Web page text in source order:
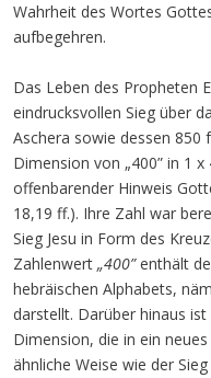
Wahrheit des Wortes
aufbegehren.
Das Leben des Propheten
eindrucksvollen Sieg über
Aschera sowie dessen 850
Dimension von „400” in 1
offenbarender Hinweis
18,19 ff.). Ihre Zahl war
Sieg Jesu in Form des
Zahlenwert „400”enthält
hebräischen Alphabets,
darstellt. Darüber hinaus ist
Dimension, die in ein
ähnliche Weise wie der